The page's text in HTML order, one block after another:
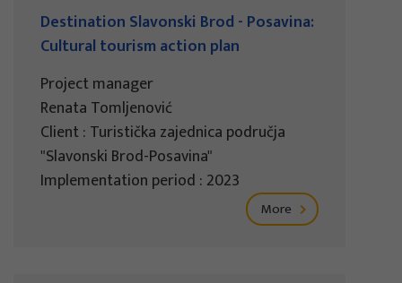
Destination Slavonski Brod - Posavina:
Cultural tourism action plan
Project manager
Renata Tomljenović
Client : Turistička zajednica područja
"Slavonski Brod-Posavina"
Implementation period : 2023
More